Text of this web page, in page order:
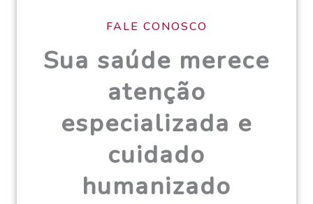
FALE CONOSCO
Sua saúde merece
atenção
especializada e
cuidado
humanizado